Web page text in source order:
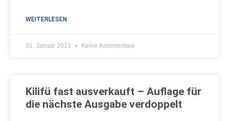
WEITERLESEN
31. Januar 2013 Keine Kommentare
Kilifü fast ausverkauft – Auflage für
die nächste Ausgabe verdoppelt